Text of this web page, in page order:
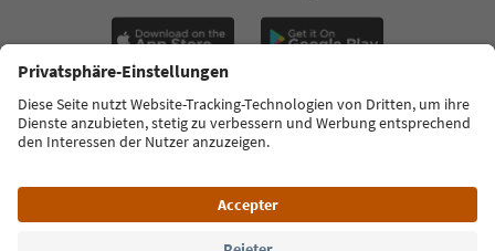
FAQ Kontakt Presse MICE Datenschutzerklärung
AGB
Zugänglichkeitserklärung